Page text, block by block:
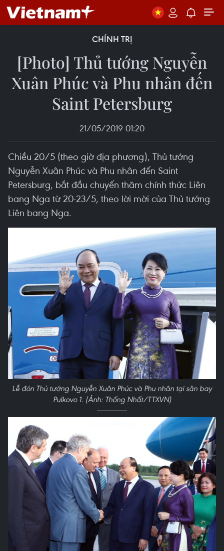
CHÍNH TRỊ
[Photo] Thủ tướng Nguyễn
Xuân Phúc và Phu nhân đến
Saint Petersburg
21/05/2019 01:20
Chiều 20/5 (theo giờ địa phương), Thủ tướng
Nguyễn Xuân Phúc và Phu nhân đến Saint
Petersburg, bắt đầu chuyến thăm chính thức Liên
bang Nga từ 20-23/5, theo lời mời của Thủ tướng
Liên bang Nga.
Lễ đón Thủ tướng Nguyễn Xuân Phúc và Phu nhân tại sân bay
Pulkovo 1. (Ảnh: Thống Nhất/TTXVN)